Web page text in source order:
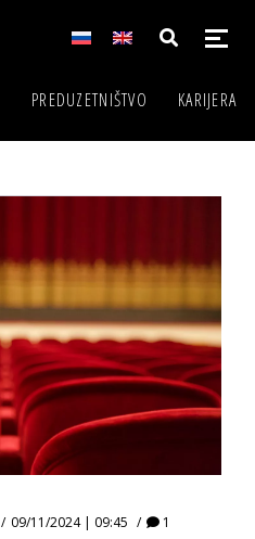
PREDUZETNIŠTVO KARIJERA
09/11/2024 | 09:45 1